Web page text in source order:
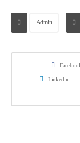
Admin
Linkedin